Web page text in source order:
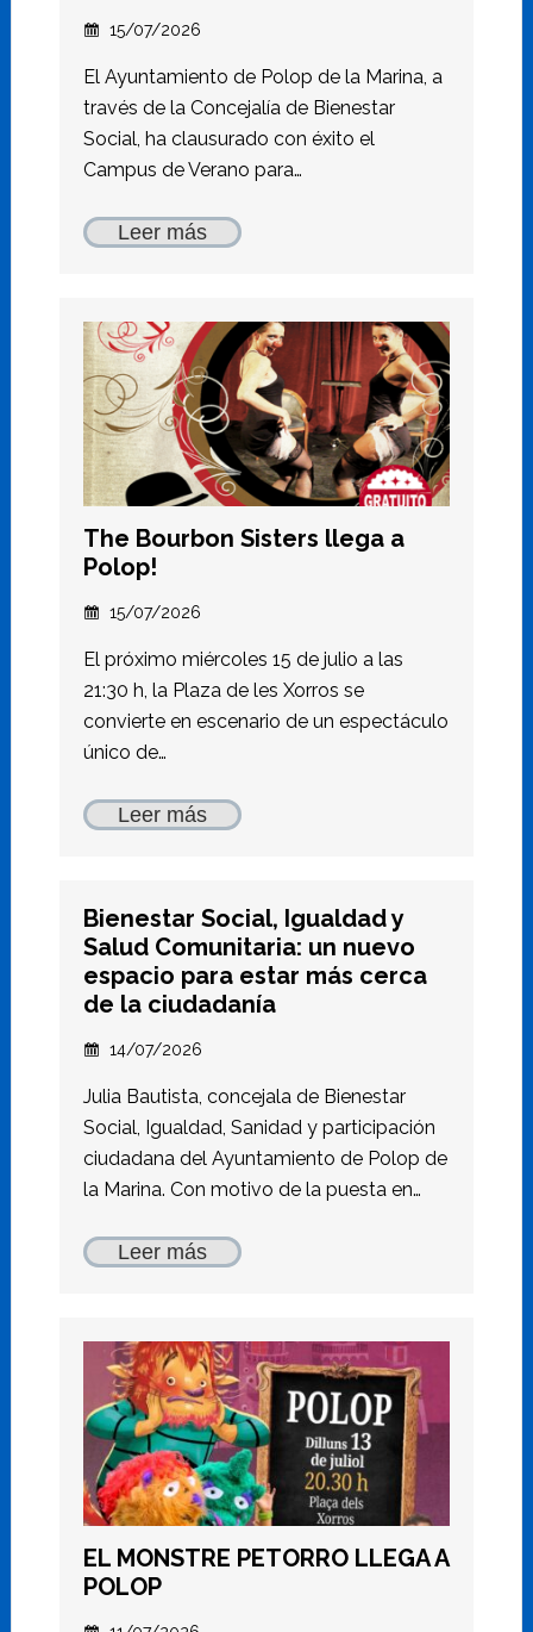
15/07/2026
El Ayuntamiento de Polop de la Marina, a
través de la Concejalía de Bienestar
Social, ha clausurado con éxito el
Campus de Verano para…
Leer más
The Bourbon Sisters llega a
Polop!
15/07/2026
El próximo miércoles 15 de julio a las
21:30 h, la Plaza de les Xorros se
convierte en escenario de un espectáculo
único de…
Leer más
Bienestar Social, Igualdad y
Salud Comunitaria: un nuevo
espacio para estar más cerca
de la ciudadanía
14/07/2026
Julia Bautista, concejala de Bienestar
Social, Igualdad, Sanidad y participación
ciudadana del Ayuntamiento de Polop de
la Marina. Con motivo de la puesta en…
Leer más
EL MONSTRE PETORRO LLEGA A
POLOP